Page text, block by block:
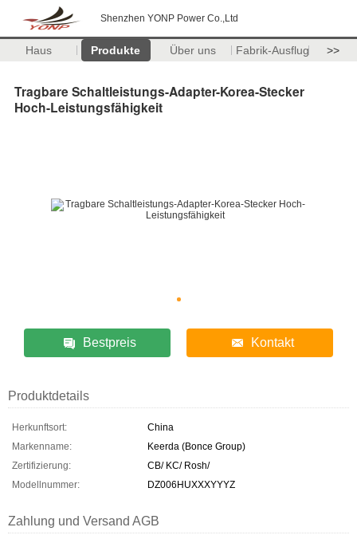
Shenzhen YONP Power Co.,Ltd
Haus Produkte Über uns Fabrik-Ausflug >>
Tragbare Schaltleistungs-Adapter-Korea-Stecker
Hoch-Leistungsfähigkeit
Bestpreis Kontakt
Produktdetails
Herkunftsort:
China
Markenname:
Keerda (Bonce Group)
Zertifizierung:
CB/ KC/ Rosh/
Modellnummer:
DZ006HUXXXYYYZ
Zahlung und Versand AGB